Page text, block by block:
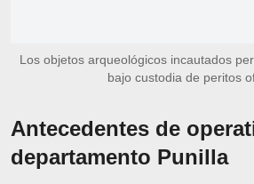
Los objetos arqueológicos incautados
bajo custodia de peritos
Antecedentes de
departamento Punilla